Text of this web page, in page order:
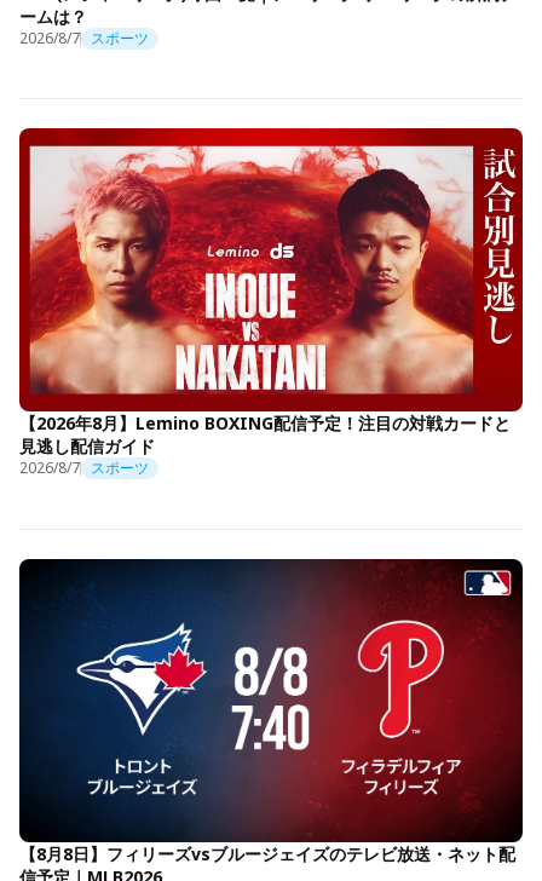
ームは？
2026/8/7 スポーツ
【2026年8月】Lemino BOXING配信予定！注目の対戦カードと
見逃し配信ガイド
2026/8/7 スポーツ
【8月8日】フィリーズvsブルージェイズのテレビ放送・ネット配